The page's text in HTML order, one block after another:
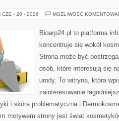
CZE - 20 - 2026 MOŻLIWOŚĆ
Bioarp24.pl to platforma
koncentruje się wokół
Strona może być
osób, które interesują się
urody. To witryna, która
zainteresowanie
i skóra problematyczna i
motywem strony jest świat